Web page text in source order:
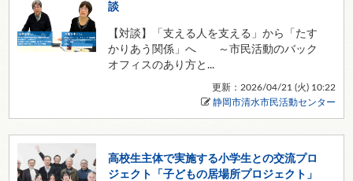
談
【対談】「支える人を支える」から「たす
かりあう関係」へ ～市民活動のバック
オフィスのあり方と...
更新：2026/04/21 (火) 10:22
静岡市清水市民活動センター
高校生主体で実施する小学生との交流プロ
ジェクト「子どもの居場所プロジェクト」